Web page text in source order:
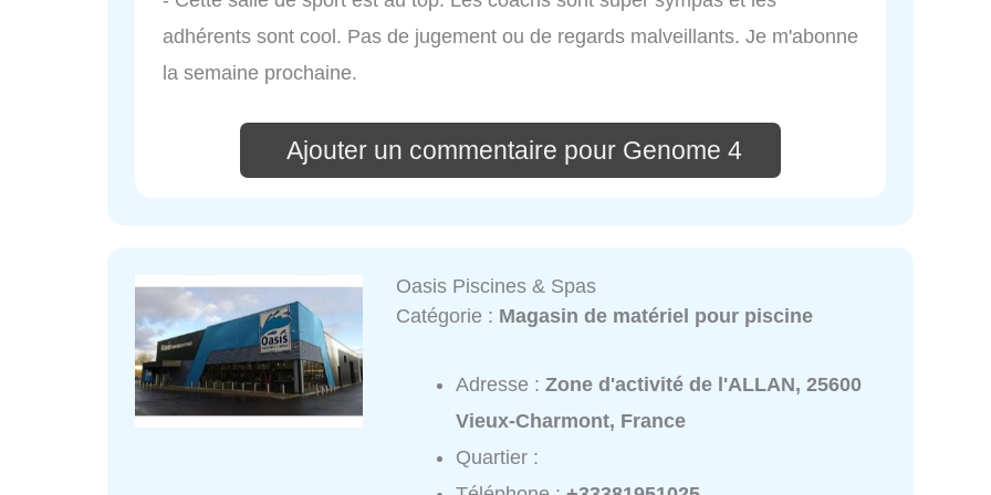
adhérents sont cool. Pas de jugement ou de regards malveillants. Je m'abonne
la semaine prochaine.
Ajouter un commentaire pour Genome 4
Oasis Piscines & Spas
Catégorie : Magasin de matériel pour piscine
Adresse :Zone d'activité de l'ALLAN, 25600
Vieux-Charmont, France
Quartier :